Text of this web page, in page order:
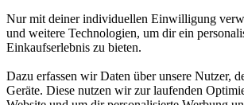
Nur mit deiner individuellen Einwilligung
und weitere Technologien, um dir ein
Einkaufserlebnis zu bieten.
Dazu erfassen wir Daten über unsere Nutzer,
Geräte. Diese nutzen wir zur laufenden